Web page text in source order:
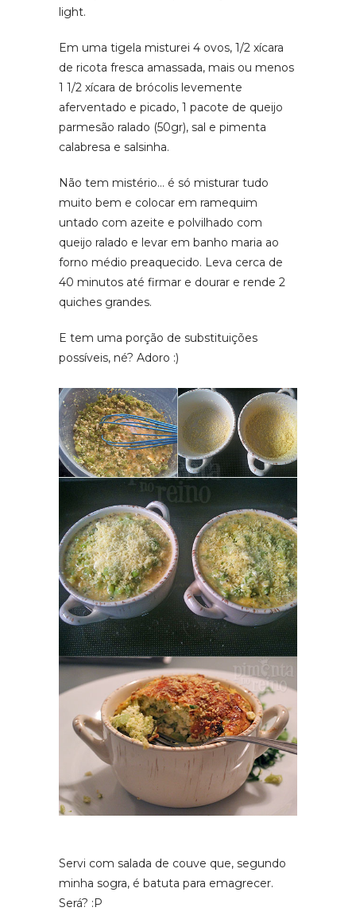
light.
Em uma tigela misturei 4 ovos, 1/2 xícara
de ricota fresca amassada, mais ou menos
1 1/2 xícara de brócolis levemente
aferventado e picado, 1 pacote de queijo
parmesão ralado (50gr), sal e pimenta
calabresa e salsinha.
Não tem mistério… é só misturar tudo
muito bem e colocar em ramequim
untado com azeite e polvilhado com
queijo ralado e levar em banho maria ao
forno médio preaquecido. Leva cerca de
40 minutos até firmar e dourar e rende 2
quiches grandes.
E tem uma porção de substituições
possíveis, né? Adoro :)
Servi com salada de couve que, segundo
minha sogra, é batuta para emagrecer.
Será? :P